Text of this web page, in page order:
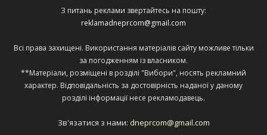
З питань реклами звертайтесь на пошту:
reklamadneprcom@gmail.com
Всі права захищені. Використання матеріалів сайту можливе тільки
за погодженням із власником.
**Матеріали, розміщені в розділі "Вибори", носять рекламний
характер. Відповідальність за достовірність наданої у даному
розділі інформації несе рекламодавець.
Зв'язатися з нами: dneprcom@gmail.com